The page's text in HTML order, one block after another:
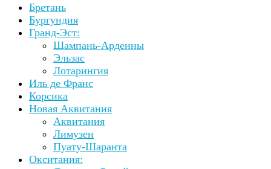
Бретань
Бургундия
Гранд-Эст:
Шампань-Арденны
Эльзас
Лотарингия
Иль де Франс
Корсика
Новая Аквитания
Аквитания
Лимузен
Пуату-Шаранта
Окситания: